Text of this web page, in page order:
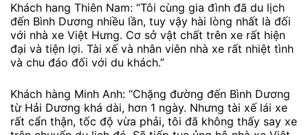
Khách hang Thiên Nam: “Tôi cùng gia đình đã du lịch
đến Bình Dương nhiều lần, tuy vậy hài lòng nhất là đối
với nhà xe Việt Hưng. Cơ sở vật chất trên xe rất hiện
đại và tiện lợi. Tài xế và nhân viên nhà xe rất nhiệt tình
và chu đáo đối với du khách.”
Khách hàng Minh Anh: “Chặng đường đến Bình Dương
từ Hải Dương khá dài, hơn 1 ngày. Nhưng tài xế lái xe
rất cẩn thận, tốc độ vừa phải, tôi đã không thấy say xe